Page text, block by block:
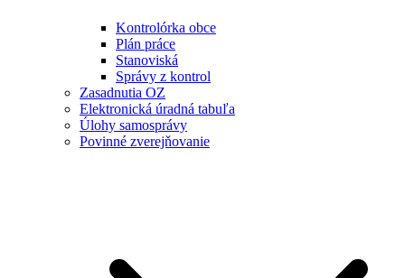
Kontrolórka obce
Plán práce
Stanoviská
Správy z kontrol
Zasadnutia OZ
Elektronická úradná tabuľa
Úlohy samosprávy
Povinné zverejňovanie